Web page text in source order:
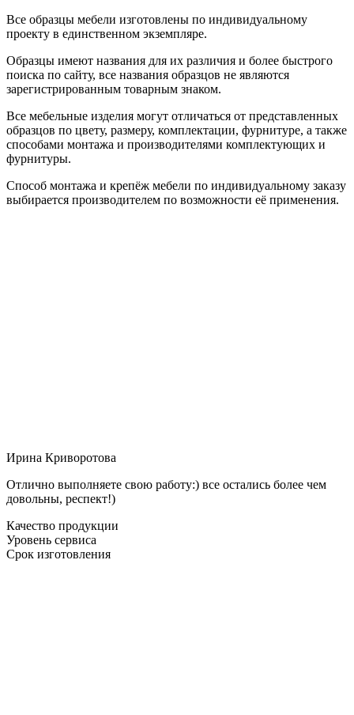
Все образцы мебели изготовлены по индивидуальному
проекту в единственном экземпляре.
Образцы имеют названия для их различия и более быстрого
поиска по сайту, все названия образцов не являются
зарегистрированным товарным знаком.
Все мебельные изделия могут отличаться от представленных
образцов по цвету, размеру, комплектации, фурнитуре, а также
способами монтажа и производителями комплектующих и
фурнитуры.
Способ монтажа и крепёж мебели по индивидуальному заказу
выбирается производителем по возможности её применения.
Ирина Криворотова
Отлично выполняете свою работу:) все остались более чем
довольны, респект!)
Качество продукции
Уровень сервиса
Срок изготовления